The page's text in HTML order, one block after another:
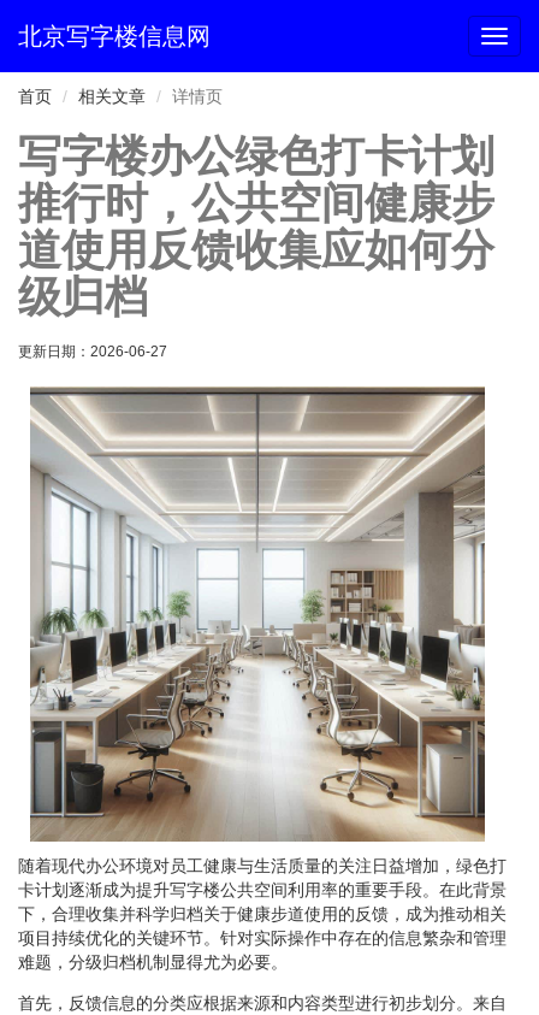
切
换
北京写字楼信息网
首页 相关文章 详情页
写字楼办公绿色打卡计划
推行时，公共空间健康步
道使用反馈收集应如何分
级归档
更新日期： 2026-06-27
随着现代办公环境对员工健康与生活质量的关注日益增加，绿色打
卡计划逐渐成为提升写字楼公共空间利用率的重要手段。在此背景
下，合理收集并科学归档关于健康步道使用的反馈，成为推动相关
项目持续优化的关键环节。针对实际操作中存在的信息繁杂和管理
难题，分级归档机制显得尤为必要。
首先，反馈信息的分类应根据来源和内容类型进行初步划分。来自